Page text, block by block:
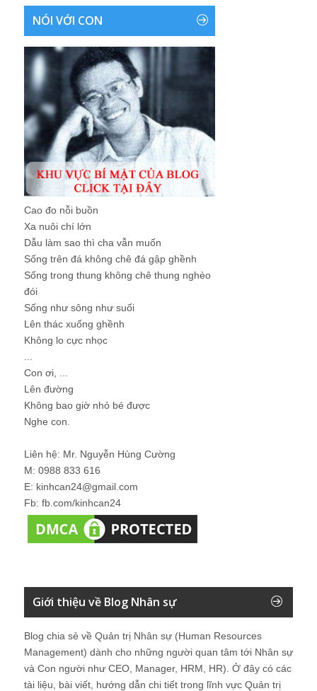
NÓI VỚI CON
Cao đo nỗi buồn
Xa nuôi chí lớn
Dẫu làm sao thì cha vẫn muốn
Sống trên đá không chê đá gập ghềnh
Sống trong thung không chê thung nghèo
đói
Sống như sông như suối
Lên thác xuống ghềnh
Không lo cực nhọc
Con ơi, ...
Lên đường
Không bao giờ nhỏ bé được
Nghe con.
Liên hệ: Mr. Nguyễn Hùng Cường
M: 0988 833 616
E: kinhcan24@gmail.com
Fb: fb.com/kinhcan24
Giới thiệu về Blog Nhân sự
Blog chia sẻ về Quản trị Nhân sự (Human Resources
Management) dành cho những người quan tâm tới Nhân sự
và Con người như CEO, Manager, HRM, HR). Ở đây có các
tài liệu, bài viết, hướng dẫn chi tiết trong lĩnh vực Quản trị